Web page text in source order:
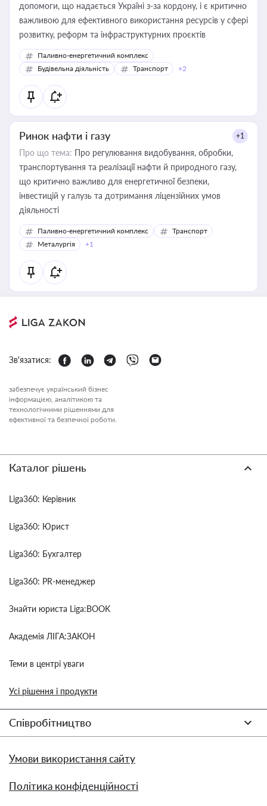
допомоги, що надається Україні з-за кордону, і є критично
важливою для ефективного використання ресурсів у сфері
розвитку, реформ та інфраструктурних проєктів
Паливно-енергетичний комплекс
Будівельна діяльність
Транспорт +2
Ринок нафти і газу +1
Про що тема: Про регулювання видобування, обробки,
транспортування та реалізації нафти й природного газу,
що критично важливо для енергетичної безпеки,
інвестицій у галузь та дотримання ліцензійних умов
діяльності
Паливно-енергетичний комплекс
Транспорт
Металургія
+1
Зв'язатися:
забезпечує український бізнес
інформацією, аналітикою та
технологічними рішеннями для
ефективної та безпечної роботи.
Каталог рішень
Liga360: Керівник
Liga360: Юрист
Liga360: Бухгалтер
Liga360: PR-менеджер
Знайти юриста Liga:BOOK
Академія ЛІГА:ЗАКОН
Теми в центрі уваги
Усі рішення і продукти
Співробітництво
Умови використання сайту
Політика конфіденційності